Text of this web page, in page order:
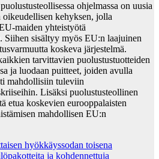
ohjelmassa on uusia
oikeudellisen kehyksen, jolla
maiden yhteistyötä
Siihen sisältyy myös EU:n laajuinen
koskeva järjestelmä.
tarvittavien puolustustuotteiden
ja luodaan puitteet, joiden avulla
mahdollisiin tuleviin
Lisäksi puolustusteollinen
etua koskevien eurooppalaisten
mahdollisen EU:n
hyökkäyssodan toisena
ja kohdennettuja